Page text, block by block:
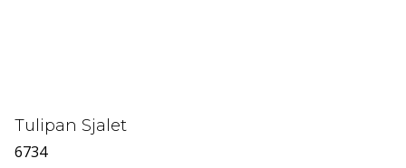
Tulipan Sjalet
6734